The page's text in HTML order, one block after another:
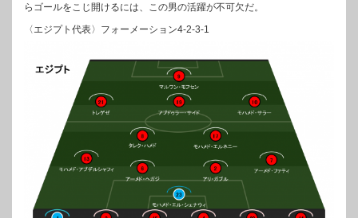
らゴールをこじ開けるには、この男の活躍が不可欠だ。
〈エジプト代表〉フォーメーション4-2-3-1